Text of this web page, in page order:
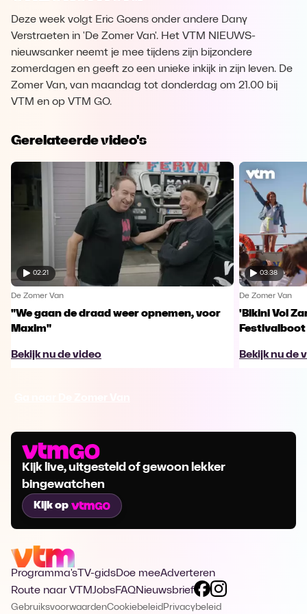
Deze week volgt Eric Goens onder andere Dany
Verstraeten in 'De Zomer Van'. Het VTM NIEUWS-
nieuwsanker neemt je mee tijdens zijn bijzondere
zomerdagen en geeft zo een unieke inkijk in zijn leven. De
Zomer Van, van maandag tot donderdag om 21.00 bij
VTM en op VTM GO.
Gerelateerde video's
02:21
De Zomer Van
"We gaan de draad weer opnemen, voor
Maxim"
Bekijk nu de video
03:38
De Zomer Van
'Bikini Vol
Festivalboot
Bekijk nu de
Kijk live, uitgesteld of gewoon lekker
bingewatchen
Kijk op
Programma's TV-gidsDoe meeAdverteren
Route naar VTMJobsFAQNieuwsbrief
GebruiksvoorwaardenCookiebeleid Privacybeleid